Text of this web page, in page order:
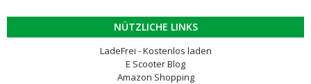
NÜTZLICHE LINKS
LadeFrei - Kostenlos laden
E Scooter Blog
Amazon Shopping